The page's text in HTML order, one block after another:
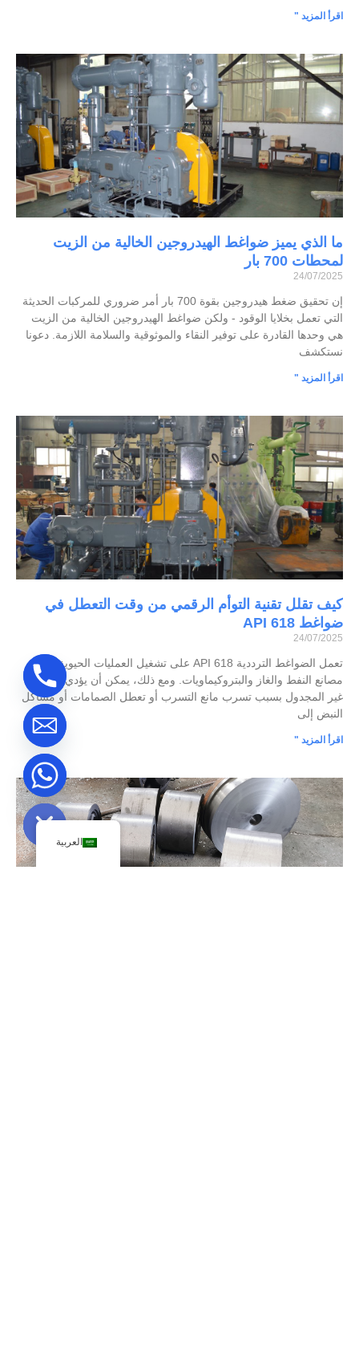
اقرأ المزيد "
ما الذي يميز ضواغط الهيدروجين الخالية من الزيت
لمحطات 700 بار
24/07/2025
إن تحقيق ضغط هيدروجين بقوة 700 بار أمر ضروري للمركبات الحديثة
التي تعمل بخلايا الوقود - ولكن ضواغط الهيدروجين الخالية من الزيت
هي وحدها القادرة على توفير النقاء والموثوقية والسلامة اللازمة. دعونا
نستكشف
اقرأ المزيد "
كيف تقلل تقنية التوأم الرقمي من وقت التعطل في
ضواغط API 618
24/07/2025
تعمل الضواغط الترددية API 618 على تشغيل العمليات الحيوية في
مصانع النفط والغاز والبتروكيماويات. ومع ذلك، يمكن أن يؤدي التعطل
غير المجدول بسبب تسرب مانع التسرب أو تعطل الصمامات أو مشاكل
النبض إلى
اقرأ المزيد "
العربية
Hide chaty